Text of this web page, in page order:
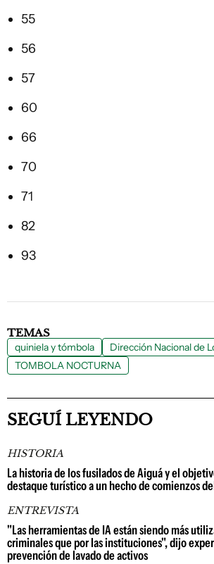
55
56
57
60
66
70
71
82
93
TEMAS
quiniela y tómbola
Dirección Nacional de
TOMBOLA NOCTURNA
SEGUÍ LEYENDO
HISTORIA
La historia de los fusilados de Aiguá y el
destaque turístico a un hecho de comienzos
ENTREVISTA
"Las herramientas de IA están siendo más
criminales que por las instituciones", dijo
prevención de lavado de activos